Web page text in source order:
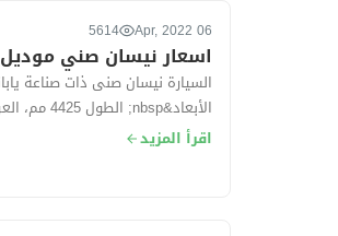
06 Apr, 2022
5614
اسعار نيسان صني موديل 2022 ومواصفاتها
1500 مم، قاعدة العجلات 260...
اقرأ المزيد